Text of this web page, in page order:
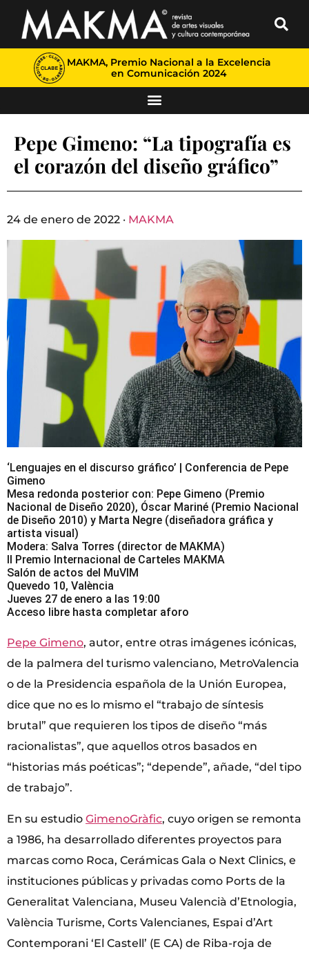
MAKMA, Premio Nacional a la Excelencia
en Comunicación 2024
Pepe Gimeno: “La tipografía es
el corazón del diseño gráfico”
24 de enero de 2022 · MAKMA
‘Lenguajes en el discurso gráfico’ | Conferencia de Pepe
Gimeno
Mesa redonda posterior con: Pepe Gimeno (Premio
Nacional de Diseño 2020), Óscar Mariné (Premio Nacional
de Diseño 2010) y Marta Negre (diseñadora gráfica y
artista visual)
Modera: Salva Torres (director de MAKMA)
II Premio Internacional de Carteles MAKMA
Salón de actos del MuVIM
Quevedo 10, València
Jueves 27 de enero a las 19:00
Acceso libre hasta completar aforo
Pepe Gimeno, autor, entre otras imágenes icónicas,
de la palmera del turismo valenciano, MetroValencia
o de la Presidencia española de la Unión Europea,
dice que no es lo mismo el “trabajo de síntesis
brutal” que requieren los tipos de diseño “más
racionalistas”, que aquellos otros basados en
“historias más poéticas”; “depende”, añade, “del tipo
de trabajo”.
En su estudio GimenoGràfic, cuyo origen se remonta
a 1986, ha desarrollado diferentes proyectos para
marcas como Roca, Cerámicas Gala o Next Clinics, e
instituciones públicas y privadas como Ports de la
Generalitat Valenciana, Museu Valencià d’Etnologia,
València Turisme, Corts Valencianes, Espai d’Art
Contemporani ‘El Castell’ (E CA) de Riba-roja de